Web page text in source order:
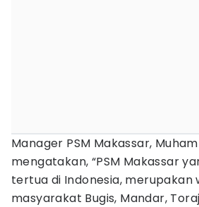
Manager PSM Makassar,
mengatakan, “PSM Makassar
tertua di Indonesia, merupakan
masyarakat Bugis, Mandar,